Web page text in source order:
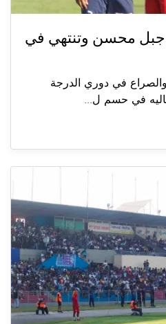
جبل محسن وتنتهي في
في دوري الدرجة
عاليه في حسم ل...